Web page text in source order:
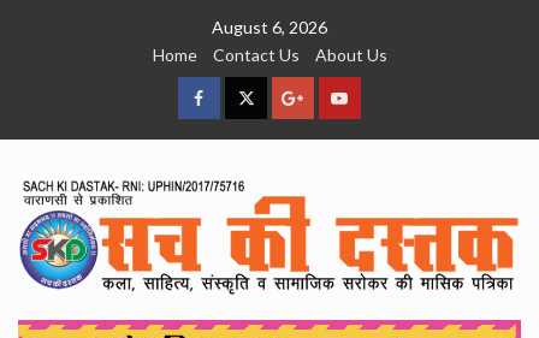
August 6, 2026
Home
Contact Us About Us
facebookTwitterGoogleYouTube